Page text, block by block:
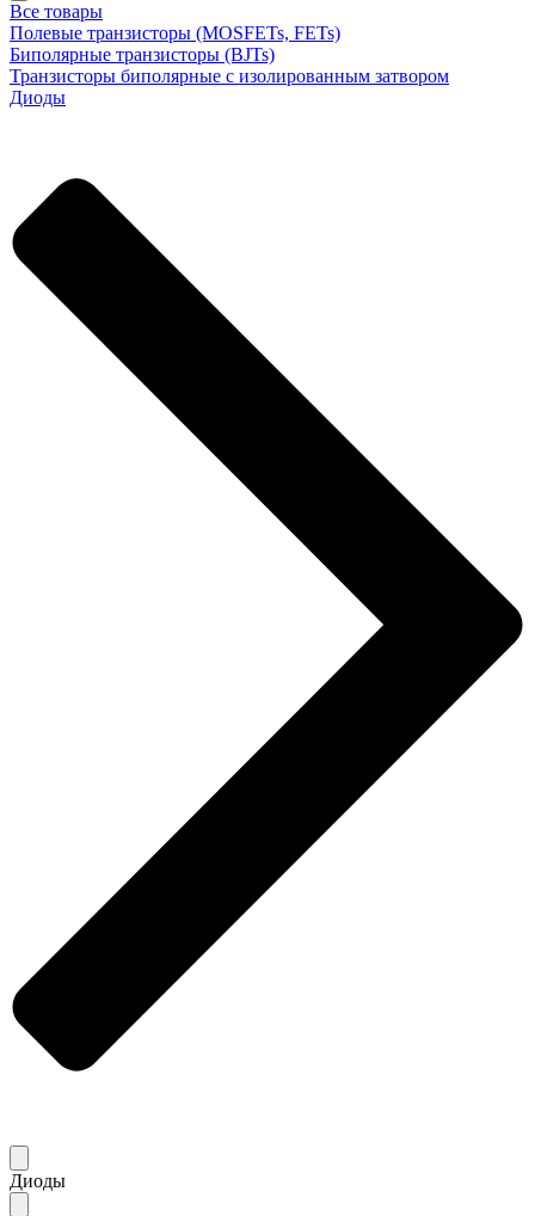
Все товары
Полевые транзисторы (MOSFETs, FETs)
Биполярные транзисторы (BJTs)
Транзисторы биполярные с изолированным затвором
Диоды
Диоды